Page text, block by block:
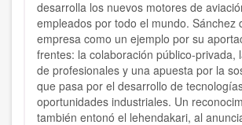
desarrolla los nuevos motores de
empleados por todo el mundo. Sánchez
empresa como un ejemplo por su
frentes: la colaboración público-privada,
de profesionales y una apuesta por la
que pasa por el desarrollo de
oportunidades industriales. Un
también entonó el lehendakari, al